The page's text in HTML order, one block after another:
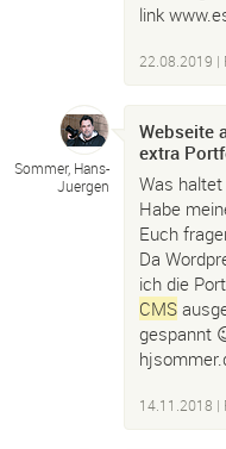
link
22.08.2019 |
Sommer, Hans-
Juergen
Webseite
extra
Was
Habe
Euch
Da
ich die
CMS
gespannt
14.11.2018 |